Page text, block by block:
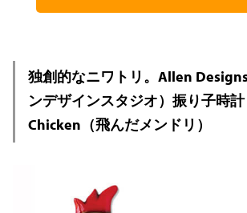
独創的なニワトリ。Allen
ンデザインスタジオ）振り子時
Chicken（飛んだメンドリ）